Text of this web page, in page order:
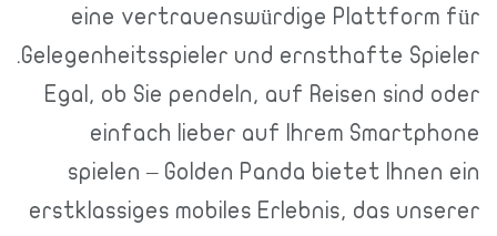
eine vertrauenswürdige Plattform für
Gelegenheitsspieler und ernsthafte Spieler.
Egal, ob Sie pendeln, auf Reisen sind oder
einfach lieber auf Ihrem Smartphone
spielen – Golden Panda bietet Ihnen ein
erstklassiges mobiles Erlebnis, das unserer